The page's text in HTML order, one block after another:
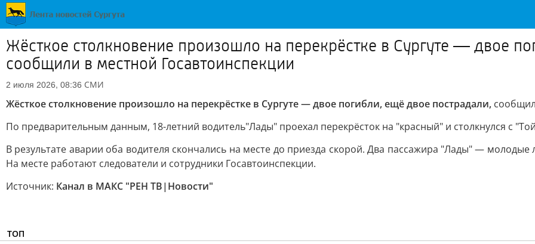
Жёсткое столкновение произошло на перекрёстке в Сургуте — двое
сообщили в местной Госавтоинспекции
2 июля 2026, 08:36 СМИ
Жёсткое столкновение произошло на перекрёстке в Сургуте — двое погибли, ещё двое пострадали,
По предварительным данным, 18-летний водитель"Лады" проехал перекрёсток на "красный" и столкнулся с
В результате аварии оба водителя скончались на месте до приезда скорой. Два пассажира "Лады" —
На месте работают следователи и сотрудники Госавтоинспекции.
Источник: Канал в МАКС "РЕН ТВ|Новости"
ТОП